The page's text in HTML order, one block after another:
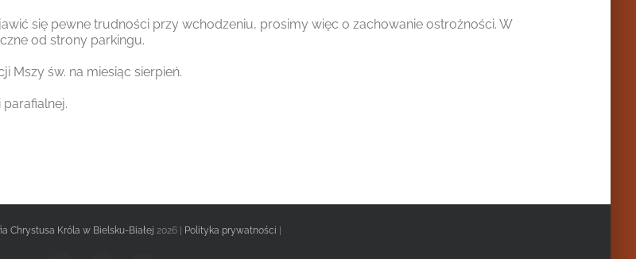
się pewne trudności przy wchodzeniu, prosimy więc o zachowanie ostrożności. W
od strony parkingu.
Mszy św. na miesiąc sierpień.
Chrystusa Króla w Bielsku-Białej 2026 | Polityka prywatności